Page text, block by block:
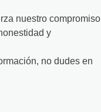
nuestro compromiso
y
no dudes en